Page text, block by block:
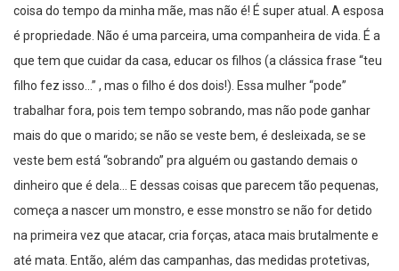
coisa do tempo da minha mãe, mas não é! É super atual. A esposa
é propriedade. Não é uma parceira, uma companheira de vida. É a
que tem que cuidar da casa, educar os filhos (a clássica frase “teu
filho fez isso…” , mas o filho é dos dois!). Essa mulher “pode”
trabalhar fora, pois tem tempo sobrando, mas não pode ganhar
mais do que o marido; se não se veste bem, é desleixada, se se
veste bem está “sobrando” pra alguém ou gastando demais o
dinheiro que é dela… E dessas coisas que parecem tão pequenas,
começa a nascer um monstro, e esse monstro se não for detido
na primeira vez que atacar, cria forças, ataca mais brutalmente e
até mata. Então, além das campanhas, das medidas protetivas,